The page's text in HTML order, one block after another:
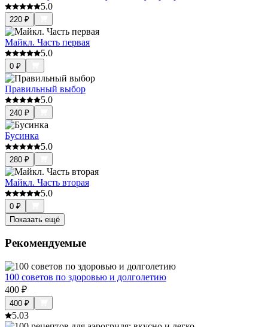
5.0
220 ₽
Майкл. Часть первая
5.0
0 ₽
Правильный выбор
5.0
240 ₽
Бусинка
5.0
280 ₽
Майкл. Часть вторая
5.0
0 ₽
Показать ещё
Рекомендуемые
100 советов по здоровью и долголетию
400 ₽
400 ₽
5.03